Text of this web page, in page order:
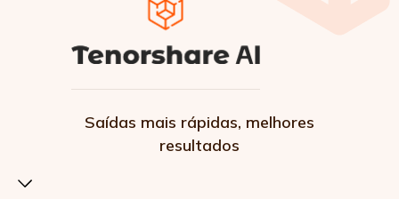
Saídas mais rápidas, melhores
resultados